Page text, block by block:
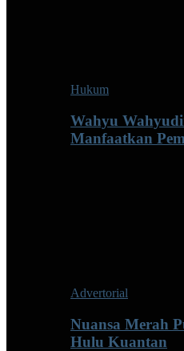
Hukum
Wahyu
Manfaatkan
Advertorial
Nuansa Merah
Hulu Kuantan